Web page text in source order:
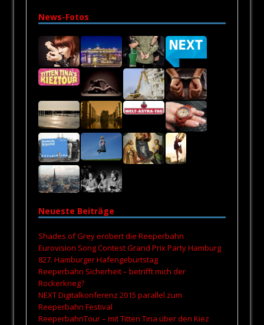
News-Fotos
Neueste Beiträge
Shades of Grey erobert die Reeperbahn
Eurovision Song Contest Grand Prix Party Hamburg
827. Hamburger Hafengeburtstag
Reeperbahn Sicherheit – betrifft mich der
Rockerkrieg?
NEXT Digitalkonferenz 2015 parallel zum
Reeperbahn Festival
ReeperbahnTour – mit Titten Tina über den Kiez